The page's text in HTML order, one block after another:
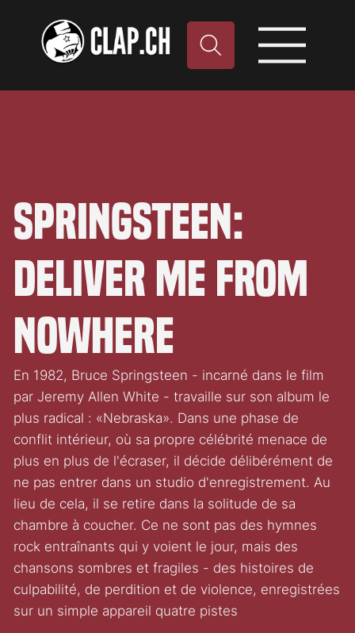
Springsteen:
Deliver Me From
Nowhere
En 1982, Bruce Springsteen - incarné dans le film
par Jeremy Allen White - travaille sur son album le
plus radical : «Nebraska». Dans une phase de
conflit intérieur, où sa propre célébrité menace de
plus en plus de l'écraser, il décide délibérément de
ne pas entrer dans un studio d'enregistrement. Au
lieu de cela, il se retire dans la solitude de sa
chambre à coucher. Ce ne sont pas des hymnes
rock entraînants qui y voient le jour, mais des
chansons sombres et fragiles - des histoires de
culpabilité, de perdition et de violence, enregistrées
sur un simple appareil quatre pistes